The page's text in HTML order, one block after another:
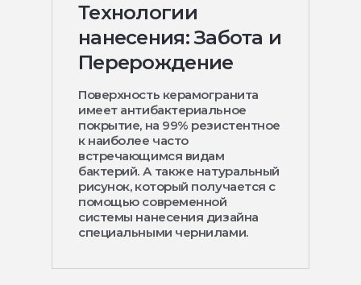
Технологии
нанесения: Забота и
Перерождение
Поверхность керамогранита
имеет антибактериальное
покрытие, на 99% резистентное
к наиболее часто
встречающимся видам
бактерий. А также натуральный
рисунок, который получается с
помощью современной
системы нанесения дизайна
специальными чернилами.